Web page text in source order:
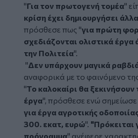
"Για τον πρωτογενή τομέα"
κρίση έχει δημιουργήσει
πρόσθεσε πως "για πρώτη
σχεδιάζονται ολιστικά
την Πολιτεία".
"Δεν υπάρχουν μαγικά
αναφορικά με το φαινόμενο
"Το καλοκαίρι θα ξεκινήσουν
έργα", πρόσθεσε ενώ σημείωσε
για έργα αγροτικής
300. εκατ, ευρώ". "Πρόκειται
πρόγραμμα" ανέφερε